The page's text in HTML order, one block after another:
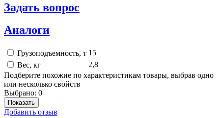
Задать вопрос
Аналоги
Грузоподъемность, т 15
Вес, кг
2,8
Подберите похожие по характеристикам товары, выбрав одно
или несколько свойств
Выбрано: 0
Показать
Добавить отзыв